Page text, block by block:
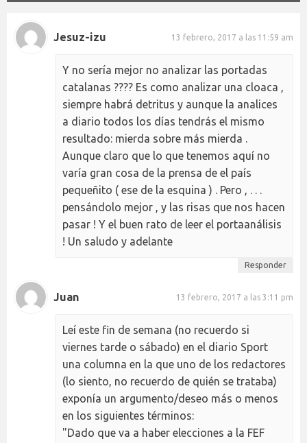
Jesuz-izu 13 febrero, 2017 a las 11:59 am
Y no sería mejor no analizar las portadas
catalanas ???? Es como analizar una cloaca ,
siempre habrá detritus y aunque la analices
a diario todos los días tendrás el mismo
resultado: mierda sobre más mierda .
Aunque claro que lo que tenemos aquí no
varía gran cosa de la prensa de el país
pequeñito ( ese de la esquina ) . Pero , . . .
pensándolo mejor , y las risas que nos hacen
pasar ! Y el buen rato de leer el portaanálisis
! Un saludo y adelante
Responder
Juan 13 febrero, 2017 a las 3:11 pm
Leí este fin de semana (no recuerdo si
viernes tarde o sábado) en el diario Sport
una columna en la que uno de los redactores
(lo siento, no recuerdo de quién se trataba)
exponía un argumento/deseo más o menos
en los siguientes términos:
"Dado que va a haber elecciones a la FEF